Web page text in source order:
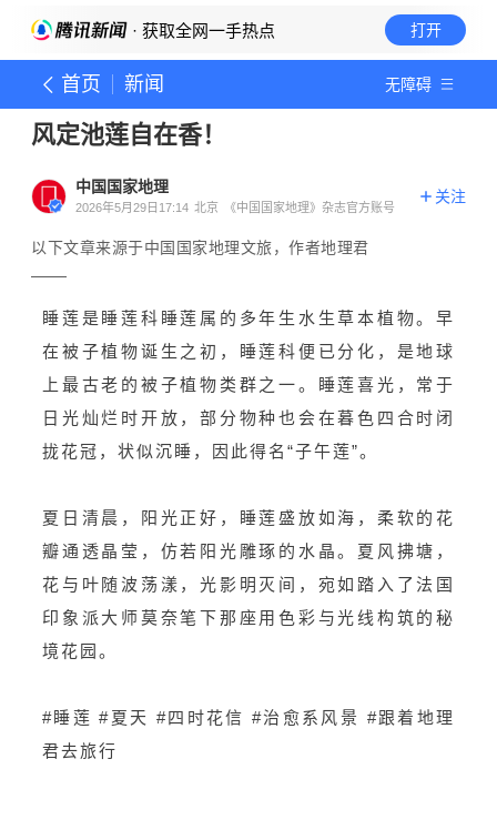
· 获取全网一手热点 打开
首页 新闻 无障碍
风定池莲自在香！
中国国家地理
2026年5月29日17:14 北京 《中国国家地理》杂志官方账号
关注
以下文章来源于中国国家地理文旅，作者地理君
睡莲是睡莲科睡莲属的多年生水生草本植物。早
在被子植物诞生之初，睡莲科便已分化，是地球
上最古老的被子植物类群之一。睡莲喜光，常于
日光灿烂时开放，部分物种也会在暮色四合时闭
拢花冠，状似沉睡，因此得名“子午莲”。
夏日清晨，阳光正好，睡莲盛放如海，柔软的花
瓣通透晶莹，仿若阳光雕琢的水晶。夏风拂塘，
花与叶随波荡漾，光影明灭间，宛如踏入了法国
印象派大师莫奈笔下那座用色彩与光线构筑的秘
境花园。
#睡莲 #夏天 #四时花信 #治愈系风景 #跟着地理
君去旅行